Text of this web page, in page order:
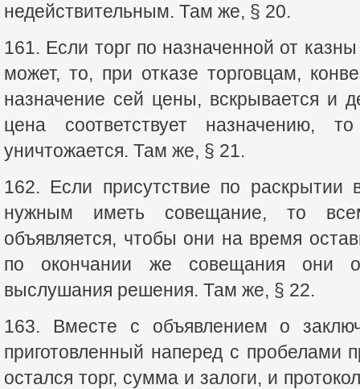
недействительным. Там же, § 20.
161. Если торг по назначенной от
может, то, при отказе торговцам,
назначение сей цены, вскрывается и
цена соответствует назначению,
уничтожается. Там же, § 21.
162. Если присутствие по раскрытии
нужным иметь совещание, то
объявляется, чтобы они на время
по окончании же совещания они
выслушания решения. Там же, § 22.
163. Вместе с объявлением о
приготовленный наперед с пробелами
остался торг, сумма и залоги, и